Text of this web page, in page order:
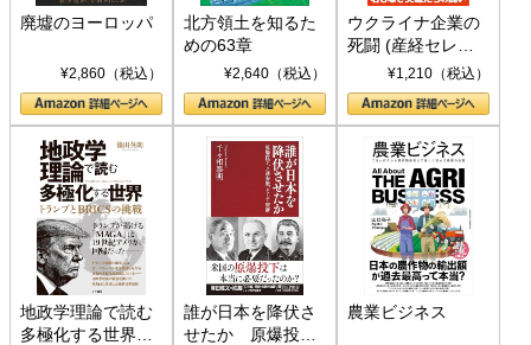
廃墟のヨーロッパ
¥2,860（税込）
北方領土を知るた
めの63章
¥2,640（税込）
ウクライナ企業の
死闘 (産経セレク
ト S 039)¥1,210（税込）
地政学理論で読む
多極化する世界：
誰が日本を降伏さ
せたか 原爆投
農業ビジネス